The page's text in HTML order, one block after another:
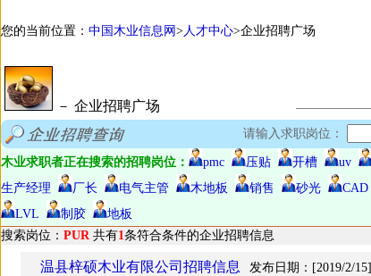
您的当前位置： 中国木业信息网 >人才中心>企业招聘广场
－ 企业招聘广场
请输入求职岗位：
木业求职者正在搜索的招聘岗位： pmc 压贴 开槽 uv
生产经理
厂长 电气主管 木地板 销售 砂光 CAD
LVL
制胶
地板
搜索岗位： PUR共有1条符合条件的企业招聘信息
温县梓硕木业有限公司招聘信息 发布日期：[2019/2/15]